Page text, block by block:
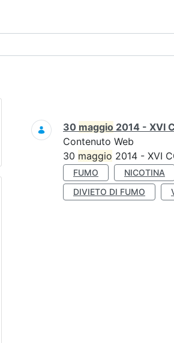
- Eventi
Ricerca
30 maggio 2014 - XVI
Contenuto Web
30 maggio 2014 - XVI
FUMO NICOTINA
DIVIETO DI FUMO